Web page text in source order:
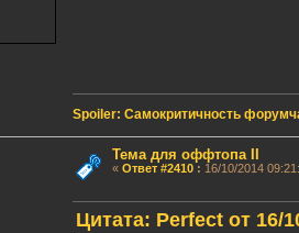
Spoiler: Самокритичность
Тема для оффтопа II
« Ответ #2410: 16/10/2014
Цитата: Perfect от 16/